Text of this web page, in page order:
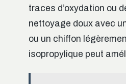
traces d’oxydation ou
nettoyage doux avec
ou un chiffon
isopropylique peut